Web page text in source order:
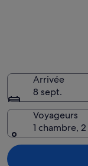
Tanger-
Tétouan-
Al
Hoceïma
Arrivée
8 sept.
Voyageurs
1 chambre,